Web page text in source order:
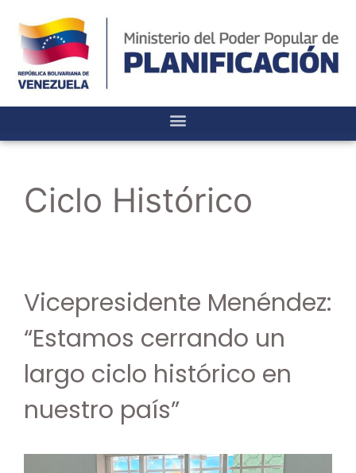
Ciclo Histórico
Vicepresidente Menéndez:
“Estamos cerrando un
largo ciclo histórico en
nuestro país”